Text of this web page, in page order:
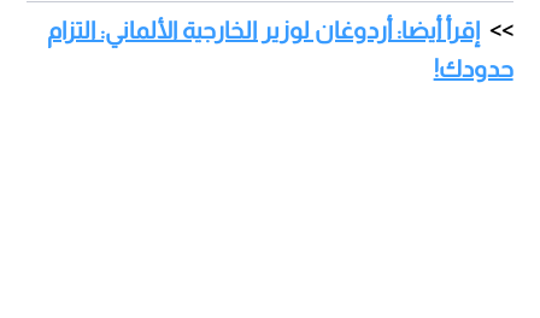
إقرأ أيضا: أردوغان لوزير الخارجية الألماني: التزام
حدودك!